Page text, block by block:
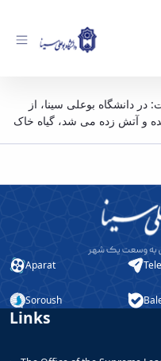
درختان در دانشگاه
بوعلی سینا همدان
دانشگاه بوعلی سینا، از
و آتش زده می شد، گیاه خاک
Aparat
Soroush
Links